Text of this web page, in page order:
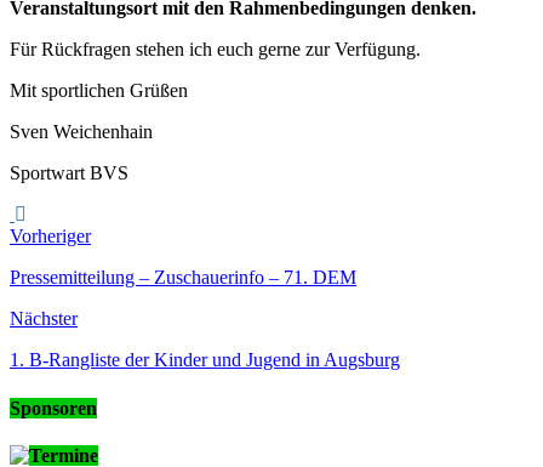
Veranstaltungsort mit den Rahmenbedingungen denken.
Für Rückfragen stehen ich euch gerne zur Verfügung.
Mit sportlichen Grüßen
Sven Weichenhain
Sportwart BVS
Vorheriger
Pressemitteilung – Zuschauerinfo – 71. DEM
Nächster
1. B-Rangliste der Kinder und Jugend in Augsburg
Sponsoren
Termine